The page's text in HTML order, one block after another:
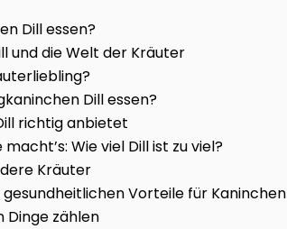
Dill essen?
und die Welt der Kräuter
Dill essen?
richtig anbietet
macht’s: Wie viel Dill ist zu viel?
Kräuter
gesundheitlichen Vorteile für Kaninchen
Dinge zählen